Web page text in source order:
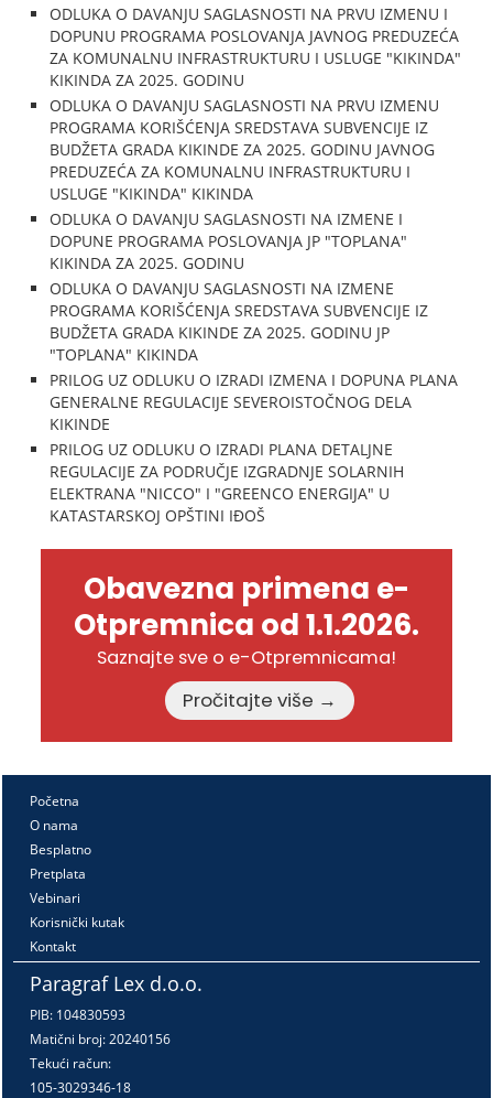
ODLUKA O DAVANJU SAGLASNOSTI NA PRVU IZMENU I
DOPUNU PROGRAMA POSLOVANJA JAVNOG PREDUZEĆA
ZA KOMUNALNU INFRASTRUKTURU I USLUGE "KIKINDA"
KIKINDA ZA 2025. GODINU
ODLUKA O DAVANJU SAGLASNOSTI NA PRVU IZMENU
PROGRAMA KORIŠĆENJA SREDSTAVA SUBVENCIJE IZ
BUDŽETA GRADA KIKINDE ZA 2025. GODINU JAVNOG
PREDUZEĆA ZA KOMUNALNU INFRASTRUKTURU I
USLUGE "KIKINDA" KIKINDA
ODLUKA O DAVANJU SAGLASNOSTI NA IZMENE I
DOPUNE PROGRAMA POSLOVANJA JP "TOPLANA"
KIKINDA ZA 2025. GODINU
ODLUKA O DAVANJU SAGLASNOSTI NA IZMENE
PROGRAMA KORIŠĆENJA SREDSTAVA SUBVENCIJE IZ
BUDŽETA GRADA KIKINDE ZA 2025. GODINU JP
"TOPLANA" KIKINDA
PRILOG UZ ODLUKU O IZRADI IZMENA I DOPUNA PLANA
GENERALNE REGULACIJE SEVEROISTOČNOG DELA
KIKINDE
PRILOG UZ ODLUKU O IZRADI PLANA DETALJNE
REGULACIJE ZA PODRUČJE IZGRADNJE SOLARNIH
ELEKTRANA "NICCO" I "GREENCO ENERGIJA" U
KATASTARSKOJ OPŠTINI IĐOŠ
Obavezna primena e-
Otpremnica od 1.1.2026.
Saznajte sve o e-Otpremnicama!
Pročitajte više →
Početna
O nama
Besplatno
Pretplata
Vebinari
Korisnički kutak
Kontakt
Paragraf Lex d.o.o.
PIB: 104830593
Matični broj: 20240156
Tekući račun:
105-3029346-18